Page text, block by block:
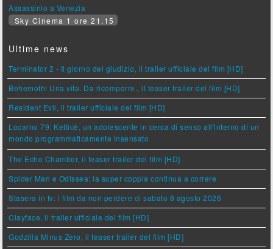
Assassinio a Venezia
Sky Cinema 1 ore 21.15
Ultime news
Terminator 2 - Il giorno del giudizio, il trailer ufficiale del film [HD]
Behemoth! Una vita. Da ricomporre., il teaser trailer del film [HD]
Resident Evil, il trailer ufficiale del film [HD]
Locarno 79: Ketticè, un adolescente in cerca di senso all'interno di un
mondo programmaticamente insensato
The Echo Chamber, il teaser trailer del film [HD]
Spider Man e Odissea: la super coppia continua a correre
Stasera in tv: i film da non perdere di sabato 8 agosto 2026
Clayface, il trailer ufficiale del film [HD]
Godzilla Minus Zero, il teaser trailer del film [HD]